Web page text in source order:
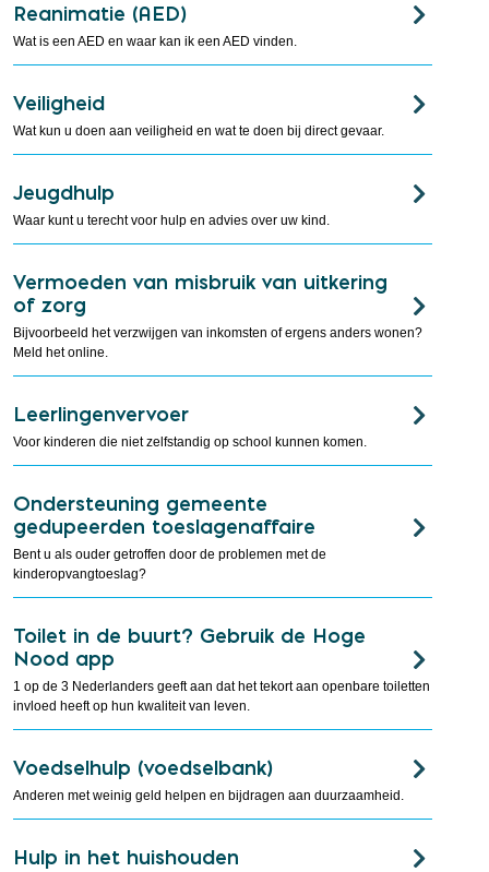
Reanimatie (AED)
Wat is een AED en waar kan ik een AED vinden.
Veiligheid
Wat kun u doen aan veiligheid en wat te doen bij direct gevaar.
Jeugdhulp
Waar kunt u terecht voor hulp en advies over uw kind.
Vermoeden van misbruik van uitkering
of zorg
Bijvoorbeeld het verzwijgen van inkomsten of ergens anders wonen?
Meld het online.
Leerlingenvervoer
Voor kinderen die niet zelfstandig op school kunnen komen.
Ondersteuning gemeente
gedupeerden toeslagenaffaire
Bent u als ouder getroffen door de problemen met de
kinderopvangtoeslag?
Toilet in de buurt? Gebruik de Hoge
Nood app
1 op de 3 Nederlanders geeft aan dat het tekort aan openbare toiletten
invloed heeft op hun kwaliteit van leven.
Voedselhulp (voedselbank)
Anderen met weinig geld helpen en bijdragen aan duurzaamheid.
Hulp in het huishouden